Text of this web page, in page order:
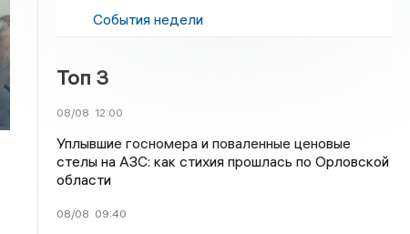
События недели
Топ 3
08/08 12:00
Уплывшие госномера и поваленные ценовые
стелы на АЗС: как стихия прошлась по Орловской
области
08/08 09:40